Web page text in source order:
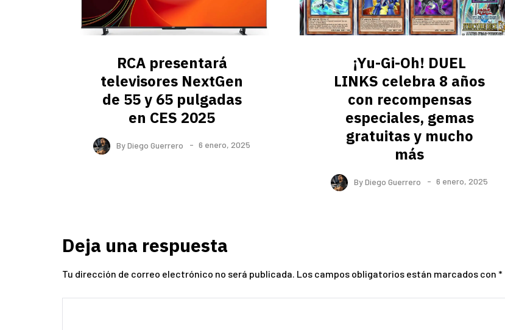
RCA presentará
televisores NextGen
de 55 y 65 pulgadas
en CES 2025
ByDiego Guerrero 6 enero, 2025
¡Yu-Gi-Oh! DUEL
LINKS celebra 8 años
con recompensas
especiales, gemas
gratuitas y mucho
más
ByDiego Guerrero 6 enero, 2025
Deja una respuesta
Tu dirección de correo electrónico no será publicada. Los campos obligatorios están marcados con *